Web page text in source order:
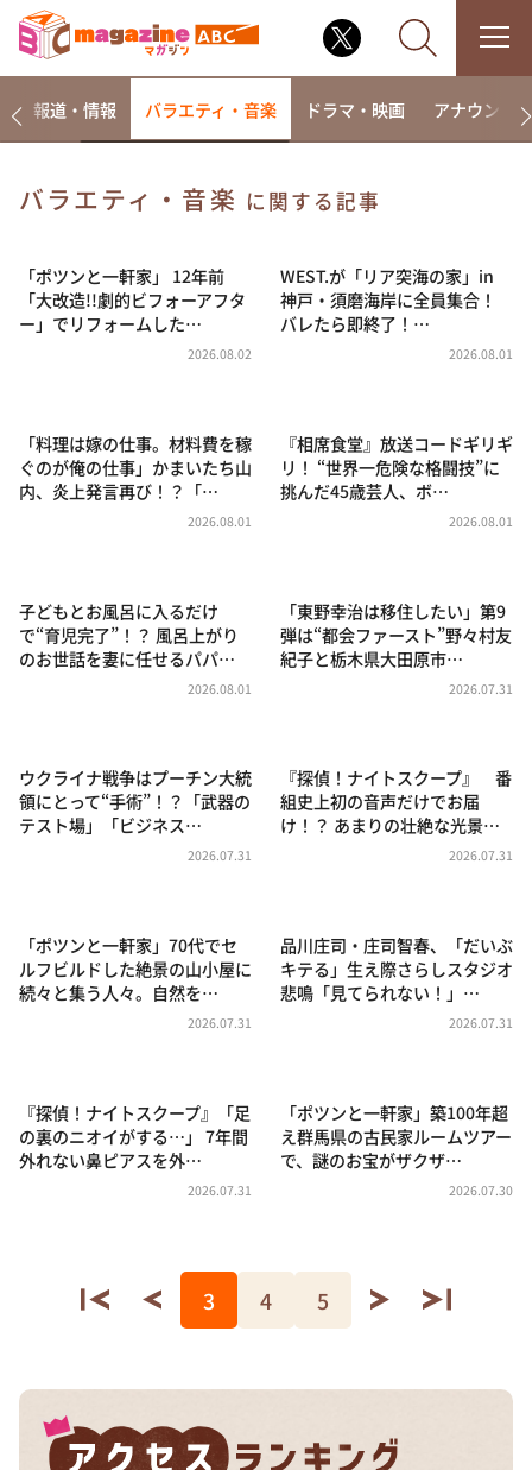
相席食堂
これ余談なんですけど・・・
～人生密着トークバラエティ！～ やすとものいたっ
news おかえり
河合＆A.B.C-Z塚田×福井アナ「なんでやねん！？」
（news おかえり）
朝だ！生です旅サラダ
教えて！ニュースライブ 正義のミカタ
ポツンと一軒家
ザキ山小屋本館
報道・情報 バラエティ・音楽 ドラマ・映画 アナウンサー
バラエティ・音楽 に関する記事
「ポツンと一軒家」 12年前
「大改造!!劇的ビフォーアフタ
ー」でリフォームした…
2026.08.02
WEST.が「リア突海の家」in
神戸・須磨海岸に全員集合！
バレたら即終了！…
2026.08.01
「料理は嫁の仕事。材料費を稼
ぐのが俺の仕事」かまいたち山
内、炎上発言再び！？「…
2026.08.01
『相席食堂』放送コードギリギ
リ！ “世界一危険な格闘技”に
挑んだ45歳芸人、ボ…
2026.08.01
子どもとお風呂に入るだけ
で“育児完了”！？ 風呂上がり
のお世話を妻に任せるパパ…
2026.08.01
「東野幸治は移住したい」第9
弾は“都会ファースト”野々村友
紀子と栃木県大田原市…
2026.07.31
ウクライナ戦争はプーチン大統
領にとって“手術”！？「武器の
テスト場」「ビジネス…
2026.07.31
『探偵！ナイトスクープ』 番
組史上初の音声だけでお届
け！？ あまりの壮絶な光景…
2026.07.31
「ポツンと一軒家」70代でセ
ルフビルドした絶景の山小屋に
続々と集う人々。自然を…
2026.07.31
品川庄司・庄司智春、「だいぶ
キテる」生え際さらしスタジオ
悲鳴「見てられない！」…
2026.07.31
『探偵！ナイトスクープ』「足
の裏のニオイがする…」 7年間
外れない鼻ピアスを外…
2026.07.31
「ポツンと一軒家」築100年超
え群馬県の古民家ルームツアー
で、謎のお宝がザクザ…
2026.07.30
3 4 5